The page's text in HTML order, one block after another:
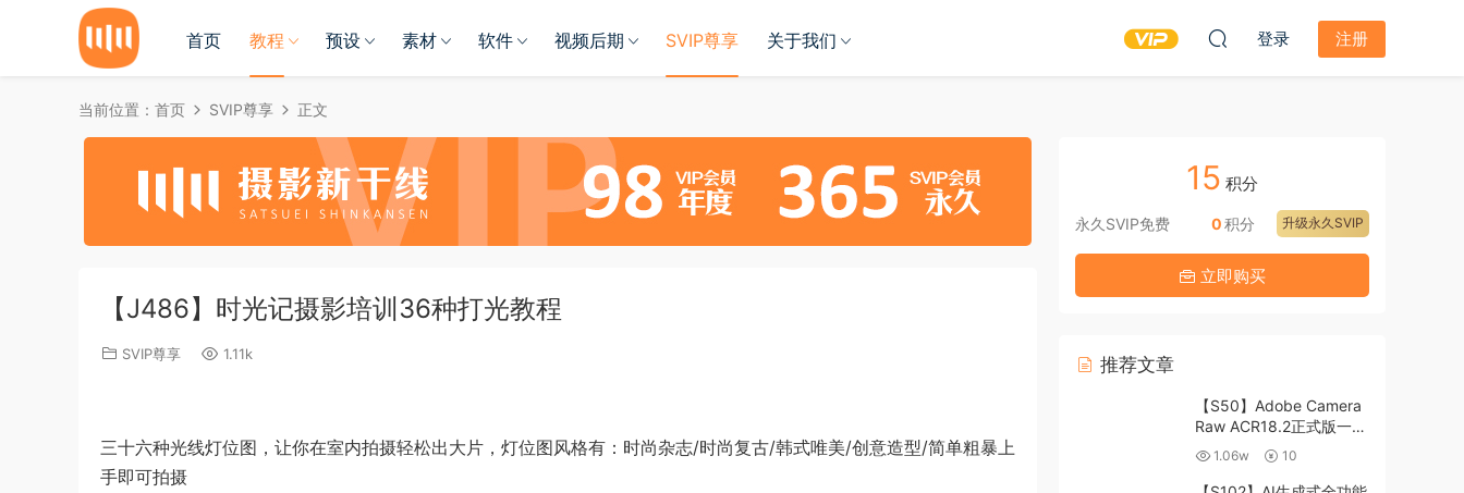
首页 教程 预设 素材 软件 视频后期 SVIP尊享 关于我们 登录 注册
当前位置： 首页 SVIP尊享 正文
【J486】时光记摄影培训36种打光教程
SVIP尊享 1.11k
三十六种光线灯位图，让你在室内拍摄轻松出大片，灯位图风格有：时尚杂志/时尚复古/韩式唯美/创意造型/简单粗暴上
手即可拍摄
15 积分
永久SVIP免费 升级永久SVIP
0积分
立即购买
推荐文章
【S50】Adobe Camera
Raw ACR18.2正式版一键
升级包 ACR最新升级包
支持WIN和MAC
1.06w 10